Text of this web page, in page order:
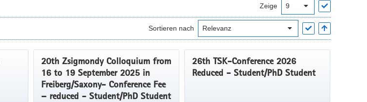
Zeige
Sortieren nach
20th Zsigmondy Colloquium from
16 to 19 September 2025 in
Freiberg/Saxony- Conference Fee
– reduced - Student/PhD Student
26th TSK-Conference 2026
Reduced - Student/PhD Student